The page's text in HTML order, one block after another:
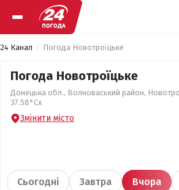
24 Канал Погода Новотроїцьке
Погода Новотроїцьке
Донецька обл., Волноваський район,
37.58°Сх
Змінити місто
Сьогодні Завтра Вчора